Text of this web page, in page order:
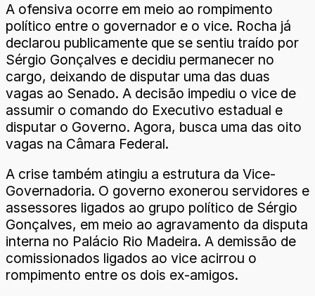
A ofensiva ocorre em meio ao rompimento
político entre o governador e o vice. Rocha já
declarou publicamente que se sentiu traído por
Sérgio Gonçalves e decidiu permanecer no
cargo, deixando de disputar uma das duas
vagas ao Senado. A decisão impediu o vice de
assumir o comando do Executivo estadual e
disputar o Governo. Agora, busca uma das oito
vagas na Câmara Federal.
A crise também atingiu a estrutura da Vice-
Governadoria. O governo exonerou servidores e
assessores ligados ao grupo político de Sérgio
Gonçalves, em meio ao agravamento da disputa
interna no Palácio Rio Madeira. A demissão de
comissionados ligados ao vice acirrou o
rompimento entre os dois ex-amigos.